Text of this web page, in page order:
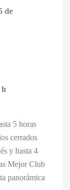
de
5 horas
cerrados
y hasta 4
Mejor Club
panorámica